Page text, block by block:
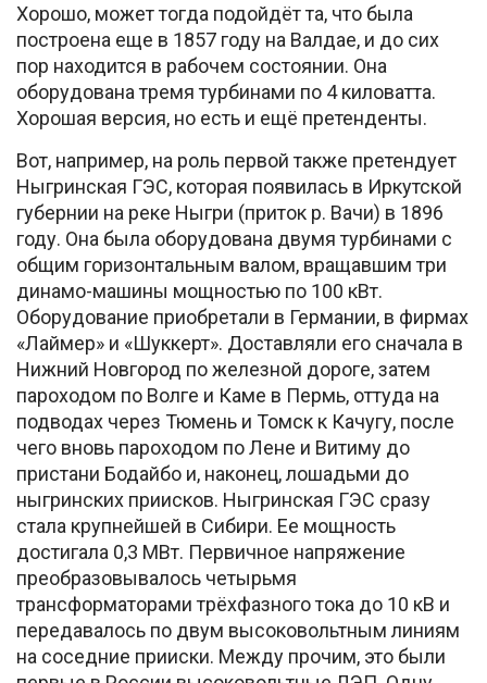
Хорошо, может тогда подойдёт та, что была
построена еще в 1857 году на Валдае, и до сих
пор находится в рабочем состоянии. Она
оборудована тремя турбинами по 4 киловатта.
Хорошая версия, но есть и ещё претенденты.
Вот, например, на роль первой также претендует
Ныгринская ГЭС, которая появилась в Иркутской
губернии на реке Ныгри (приток р. Вачи) в 1896
году. Она была оборудована двумя турбинами с
общим горизонтальным валом, вращавшим три
динамо-машины мощностью по 100 кВт.
Оборудование приобретали в Германии, в фирмах
«Лаймер» и «Шуккерт». Доставляли его сначала в
Нижний Новгород по железной дороге, затем
пароходом по Волге и Каме в Пермь, оттуда на
подводах через Тюмень и Томск к Качугу, после
чего вновь пароходом по Лене и Витиму до
пристани Бодайбо и, наконец, лошадьми до
ныгринских приисков. Ныгринская ГЭС сразу
стала крупнейшей в Сибири. Ее мощность
достигала 0,3 МВт. Первичное напряжение
преобразовывалось четырьмя
трансформаторами трёхфазного тока до 10 кВ и
передавалось по двум высоковольтным линиям
на соседние прииски. Между прочим, это были